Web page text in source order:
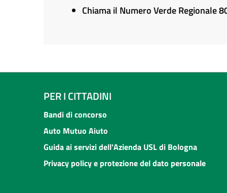
Chiama il Numero Verde Regionale
PER I CITTADINI
Bandi di concorso
Auto Mutuo Aiuto
Guida ai servizi dell'Azienda USL di Bologna
Privacy policy e protezione del dato personale